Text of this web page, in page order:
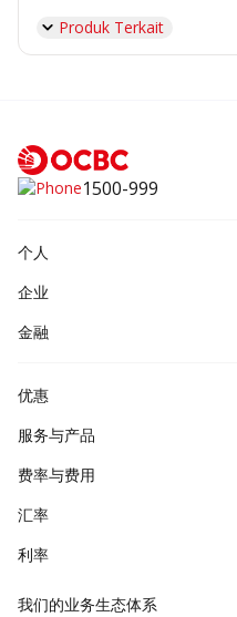
Produk Terkait
1500-999
个人
企业
金融
优惠
服务与产品
费率与费用
汇率
利率
我们的业务生态体系